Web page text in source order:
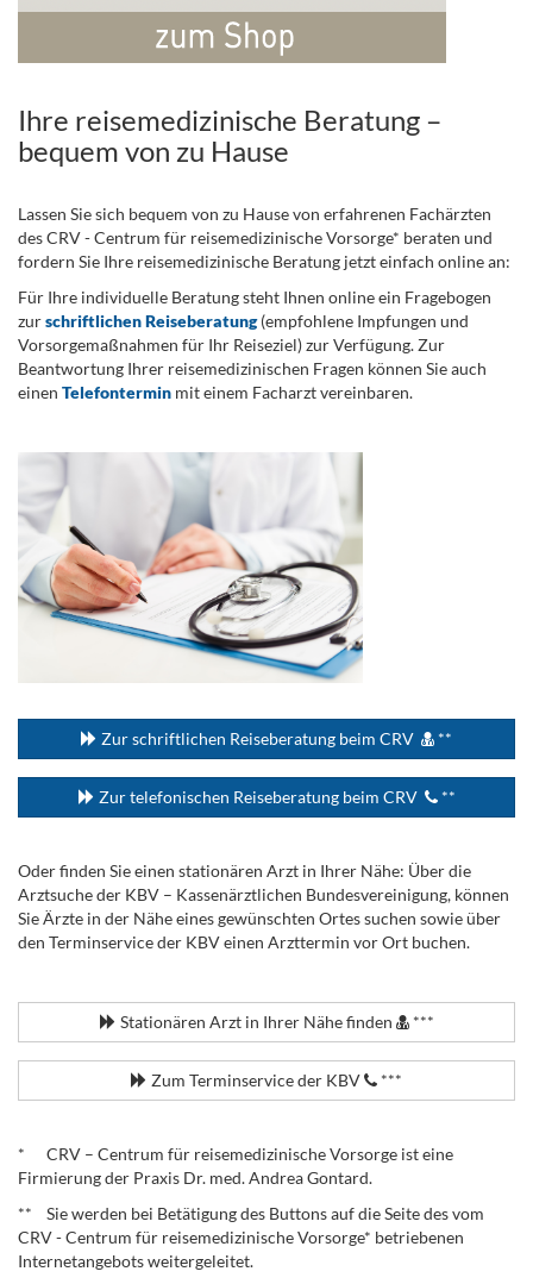
Ihre reisemedizinische Beratung –
bequem von zu Hause
Lassen Sie sich bequem von zu Hause von erfahrenen Fachärzten
des CRV - Centrum für reisemedizinische Vorsorge* beraten und
fordern Sie Ihre reisemedizinische Beratung jetzt einfach online an:
Für Ihre individuelle Beratung steht Ihnen online ein Fragebogen
zurschriftlichen Reiseberatung(empfohlene Impfungen und
Vorsorgemaßnahmen für Ihr Reiseziel) zur Verfügung. Zur
Beantwortung Ihrer reisemedizinischen Fragen können Sie auch
einen Telefontermin mit einem Facharzt vereinbaren.
Zur schriftlichen Reiseberatung beim CRV **
Zur telefonischen Reiseberatung beim CRV **
Oder finden Sie einen stationären Arzt in Ihrer Nähe: Über die
Arztsuche der KBV – Kassenärztlichen Bundesvereinigung, können
Sie Ärzte in der Nähe eines gewünschten Ortes suchen sowie über
den Terminservice der KBV einen Arzttermin vor Ort buchen.
Stationären Arzt in Ihrer Nähe finden ***
Zum Terminservice der KBV ***
* CRV – Centrum für reisemedizinische Vorsorge ist eine
Firmierung der Praxis Dr. med. Andrea Gontard.
** Sie werden bei Betätigung des Buttons auf die Seite des vom
CRV - Centrum für reisemedizinische Vorsorge* betriebenen
Internetangebots weitergeleitet.